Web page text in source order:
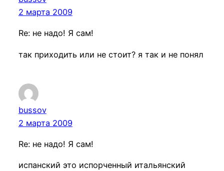
2 марта 2009
Re: не надо! Я сам!
так приходить или не стоит? я так и не понял
bussov
2 марта 2009
Re: не надо! Я сам!
испанский это испорченный итальянский